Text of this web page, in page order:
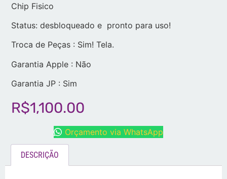
Chip Fisico
Status: desbloqueado e pronto para uso!
Troca de Peças : Sim! Tela.
Garantia Apple : Não
Garantia JP : Sim
R$1,100.00
Orçamento via WhatsApp
DESCRIÇÃO